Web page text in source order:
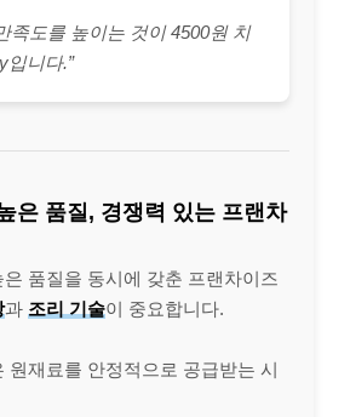
족도를 높이는 것이 4500원 치
입니다.”
은 품질, 경쟁력 있는 프랜차
품질을 동시에 갖춘 프랜차이즈
과 조리 기술이 중요합니다.
원재료를 안정적으로 공급받는 시